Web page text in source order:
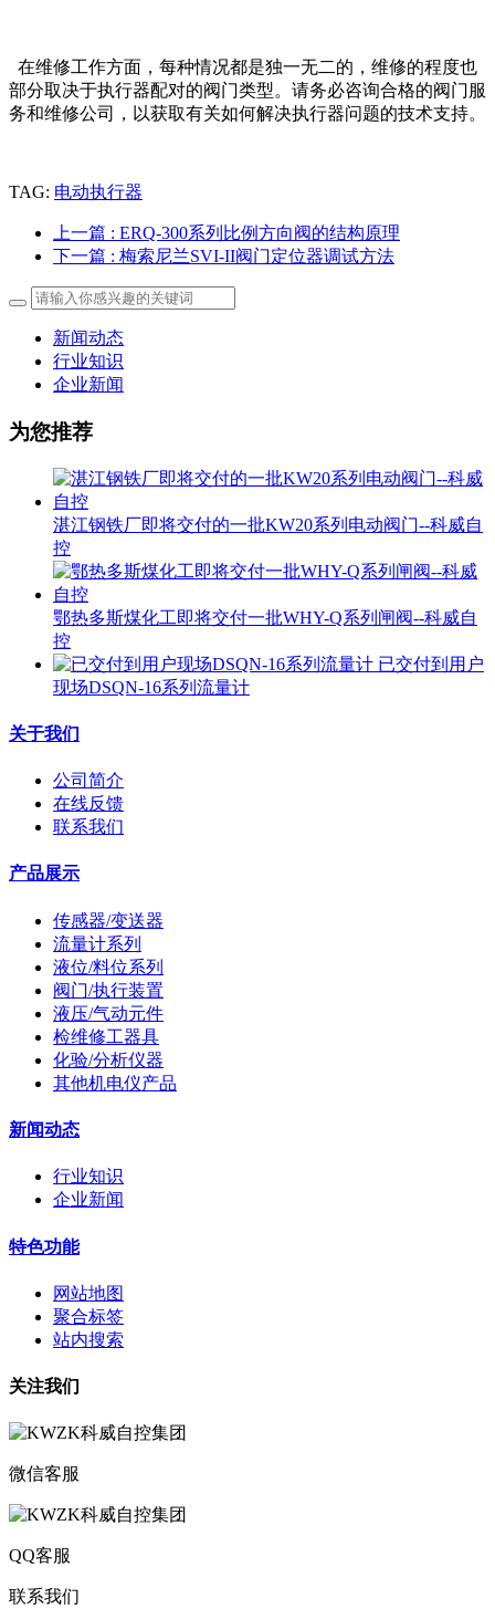
在维修工作方面，每种情况都是独一无二的，维修的程度也
部分取决于执行器配对的阀门类型。请务必咨询合格的阀门服
务和维修公司，以获取有关如何解决执行器问题的技术支持。
TAG: 电动执行器
上一篇 : ERQ-300系列比例方向阀的结构原理
下一篇 : 梅索尼兰SVI-II阀门定位器调试方法
新闻动态
行业知识
企业新闻
为您推荐
湛江钢铁厂即将交付的一批KW20系列电动阀门--科威自
控
鄂热多斯煤化工即将交付一批WHY-Q系列闸阀--科威自
控
已交付到用户
现场DSQN-16系列流量计
关于我们
公司简介
在线反馈
联系我们
产品展示
传感器/变送器
流量计系列
液位/料位系列
阀门/执行装置
液压/气动元件
检维修工器具
化验/分析仪器
其他机电仪产品
新闻动态
行业知识
企业新闻
特色功能
网站地图
聚合标签
站内搜索
关注我们
微信客服
QQ客服
联系我们